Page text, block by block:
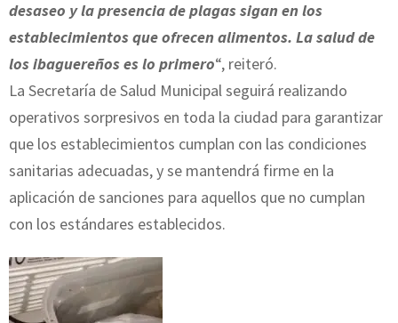
desaseo y la presencia de plagas sigan en los
establecimientos que ofrecen alimentos. La salud de
los ibaguereños es lo primero“, reiteró.
La Secretaría de Salud Municipal seguirá realizando
operativos sorpresivos en toda la ciudad para garantizar
que los establecimientos cumplan con las condiciones
sanitarias adecuadas, y se mantendrá firme en la
aplicación de sanciones para aquellos que no cumplan
con los estándares establecidos.